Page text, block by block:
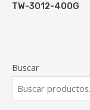
Buscar
TW-3012-400G